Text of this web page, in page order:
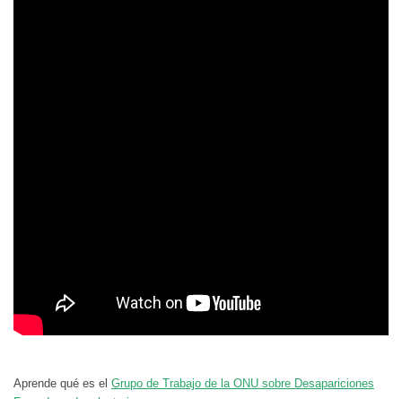
Aprende qué es el Grupo de Trabajo de la ONU sobre Desapariciones